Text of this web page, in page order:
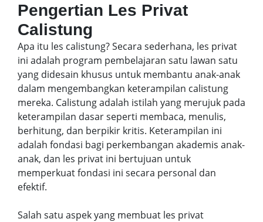
Pengertian Les Privat
Calistung
Apa itu les calistung? Secara sederhana, les privat
ini adalah program pembelajaran satu lawan satu
yang didesain khusus untuk membantu anak-anak
dalam mengembangkan keterampilan calistung
mereka. Calistung adalah istilah yang merujuk pada
keterampilan dasar seperti membaca, menulis,
berhitung, dan berpikir kritis. Keterampilan ini
adalah fondasi bagi perkembangan akademis anak-
anak, dan les privat ini bertujuan untuk
memperkuat fondasi ini secara personal dan
efektif.
Salah satu aspek yang membuat les privat